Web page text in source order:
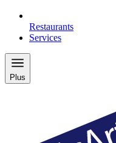
Restaurants
Services
Plus